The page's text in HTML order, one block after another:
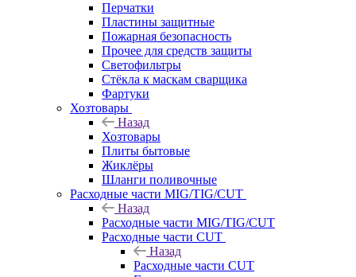
Перчатки
Пластины защитные
Пожарная безопасность
Прочее для средств защиты
Светофильтры
Стёкла к маскам сварщика
Фартуки
Хозтовары
Назад
Хозтовары
Плиты бытовые
Жиклёры
Шланги поливочные
Расходные части MIG/TIG/CUT
Назад
Расходные части MIG/TIG/CUT
Расходные части CUT
Назад
Расходные части CUT